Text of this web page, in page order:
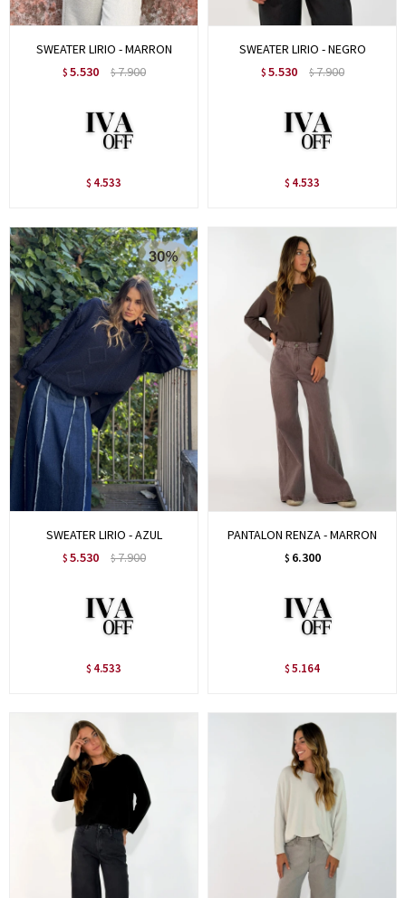
SWEATER LIRIO - MARRON
$ 5.530 $7.900
$ 4.533
SWEATER LIRIO - NEGRO
$ 5.530 $7.900
$ 4.533
SWEATER LIRIO - AZUL
$ 5.530 $7.900
$ 4.533
PANTALON RENZA - MARRON
$ 6.300
$ 5.164